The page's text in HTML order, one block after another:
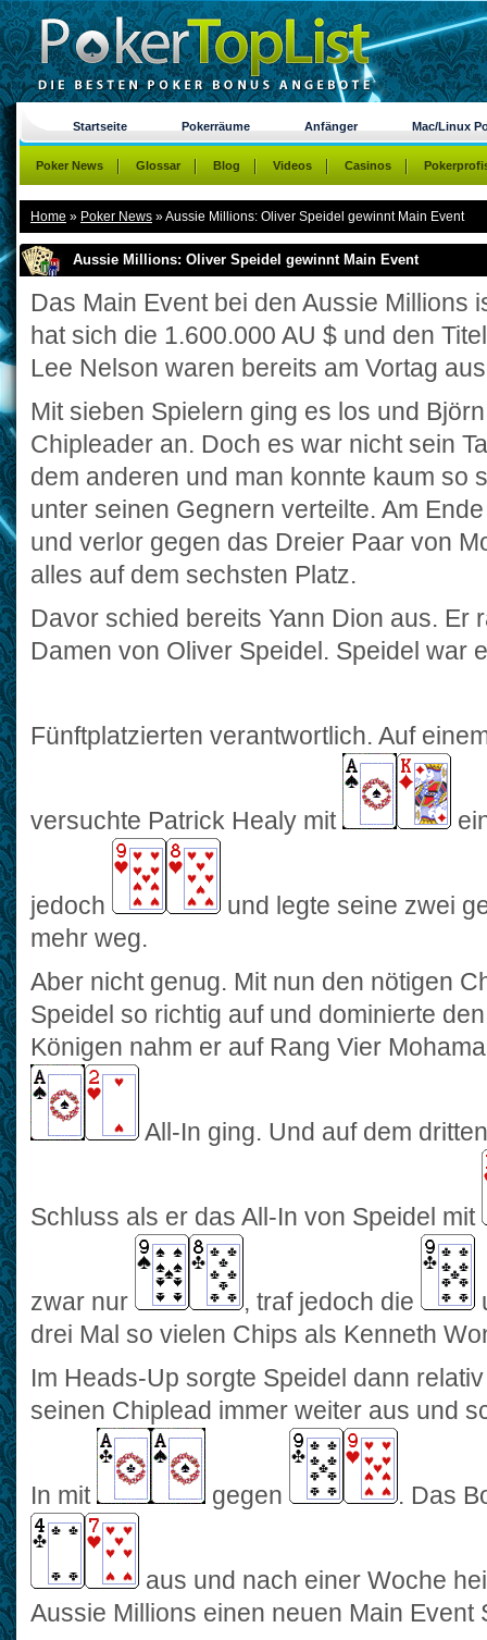
Home » Poker News »Aussie Millions: Oliver Speidel gewinnt Main Event
Aussie Millions: Oliver Speidel gewinnt Main Event
Das Main Event bei den Aussie Millions
hat sich die 1.600.000 AU $ und den
Lee Nelson waren bereits am Vortag
Mit sieben Spielern ging es los und
Chipleader an. Doch es war nicht sein
dem anderen und man konnte kaum so
unter seinen Gegnern verteilte. Am
und verlor gegen das Dreier Paar von
alles auf dem sechsten Platz.
Davor schied bereits Yann Dion aus. Er
Damen von Oliver Speidel. Speidel war
Fünftplatzierten verantwortlich. Auf
versuchte Patrick Healy mit
jedoch
und legte seine zwei
mehr weg.
Aber nicht genug. Mit nun den nötigen
Speidel so richtig auf und dominierte
Königen nahm er auf Rang Vier
All-In ging. Und auf dem
Schluss als er das All-In von Speidel mit
zwar nur , traf jedoch die
drei Mal so vielen Chips als Kenneth
Im Heads-Up sorgte Speidel dann
seinen Chiplead immer weiter aus und
In mit gegen . Das
aus und nach einer Woche
Aussie Millions einen neuen Main Event
Startseite Pokerräume Anfänger Mac/Linux
Poker News Glossar Blog Videos Casinos